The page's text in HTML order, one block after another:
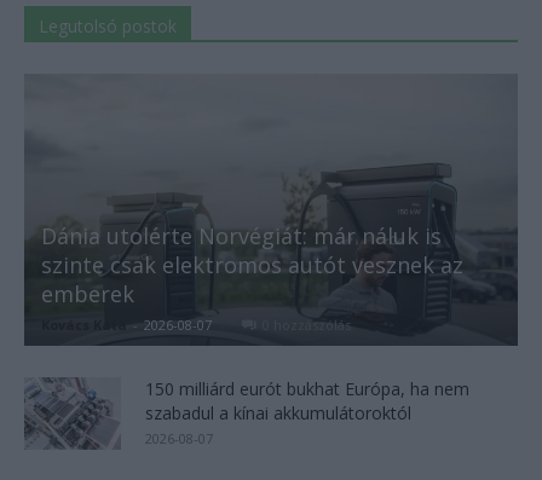
Legutolsó postok
Dánia utolérte Norvégiát: már náluk is
szinte csak elektromos autót vesznek az
emberek
- 2026-08-07 0 hozzászólás
150 milliárd eurót bukhat Európa, ha nem
szabadul a kínai akkumulátoroktól
2026-08-07